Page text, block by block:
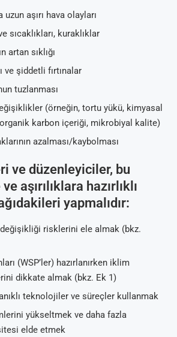
uzun aşırı hava olayları
sıcaklıkları, kuraklıklar
artan sıklığı
ve şiddetli fırtınalar
tuzlanması
(örneğin, tortu yükü, kimyasal
karbon içeriği, mikrobiyal kalite)
azalması/kaybolması
ve düzenleyiciler, bu
aşırılıklara hazırlıklı
yapmalıdır:
değişikliği risklerini ele almak (bkz.
(WSP’ler) hazırlanırken iklim
dikkate almak (bkz. Ek 1)
teknolojiler ve süreçler kullanmak
yükseltmek ve daha fazla
elde etmek